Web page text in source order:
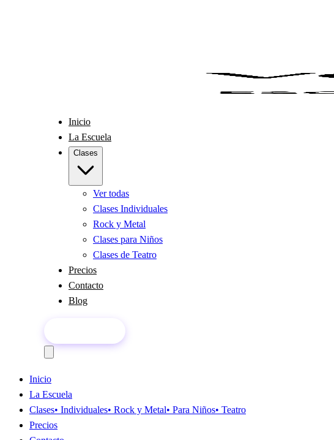
Inicio
La Escuela
Clases
Ver todas
Clases Individuales
Rock y Metal
Clases para Niños
Clases de Teatro
Precios
Contacto
Blog
Inicio
La Escuela
Clases• Individuales• Rock y Metal• Para Niños• Teatro
Precios